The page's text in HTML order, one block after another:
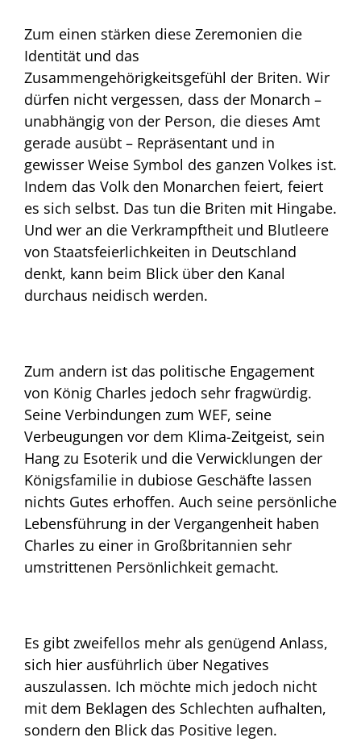
Zum einen stärken diese Zeremonien die
Identität und das
Zusammengehörigkeitsgefühl der Briten. Wir
dürfen nicht vergessen, dass der Monarch –
unabhängig von der Person, die dieses Amt
gerade ausübt – Repräsentant und in
gewisser Weise Symbol des ganzen Volkes ist.
Indem das Volk den Monarchen feiert, feiert
es sich selbst. Das tun die Briten mit Hingabe.
Und wer an die Verkrampftheit und Blutleere
von Staatsfeierlichkeiten in Deutschland
denkt, kann beim Blick über den Kanal
durchaus neidisch werden.
Zum andern ist das politische Engagement
von König Charles jedoch sehr fragwürdig.
Seine Verbindungen zum WEF, seine
Verbeugungen vor dem Klima-Zeitgeist, sein
Hang zu Esoterik und die Verwicklungen der
Königsfamilie in dubiose Geschäfte lassen
nichts Gutes erhoffen. Auch seine persönliche
Lebensführung in der Vergangenheit haben
Charles zu einer in Großbritannien sehr
umstrittenen Persönlichkeit gemacht.
Es gibt zweifellos mehr als genügend Anlass,
sich hier ausführlich über Negatives
auszulassen. Ich möchte mich jedoch nicht
mit dem Beklagen des Schlechten aufhalten,
sondern den Blick das Positive legen.